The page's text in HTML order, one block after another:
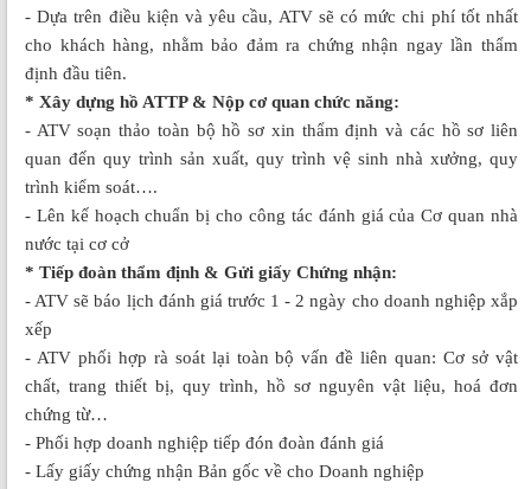
- Dựa trên điều kiện và yêu cầu, ATV sẽ có mức chi phí tốt nhất
cho khách hàng, nhằm bảo đảm ra chứng nhận ngay lần thẩm
định đầu tiên.
* Xây dựng hồ ATTP & Nộp cơ quan chức năng:
- ATV soạn thảo toàn bộ hồ sơ xin thẩm định và các hồ sơ liên
quan đến quy trình sản xuất, quy trình vệ sinh nhà xưởng, quy
trình kiểm soát….
- Lên kế hoạch chuẩn bị cho công tác đánh giá của Cơ quan nhà
nước tại cơ cở
* Tiếp đoàn thẩm định & Gửi giấy Chứng nhận:
- ATV sẽ báo lịch đánh giá trước 1 - 2 ngày cho doanh nghiệp xắp
xếp
- ATV phối hợp rà soát lại toàn bộ vấn đề liên quan: Cơ sở vật
chất, trang thiết bị, quy trình, hồ sơ nguyên vật liệu, hoá đơn
chứng từ…
- Phối hợp doanh nghiệp tiếp đón đoàn đánh giá
- Lấy giấy chứng nhận Bản gốc về cho Doanh nghiệp